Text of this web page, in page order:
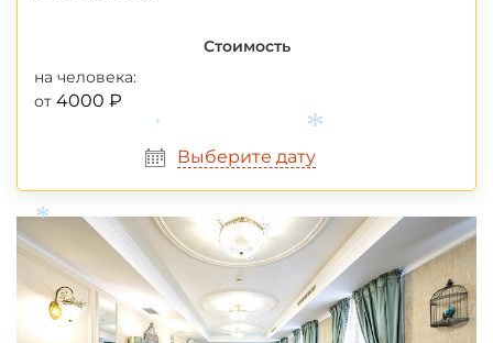
Стоимость
на человека:
от 4000 ₽
Выберите дату
*
*